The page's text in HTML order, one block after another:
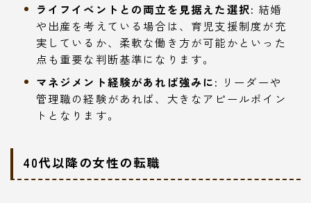
ライフイベントとの両立を見据えた選択: 結婚
や出産を考えている場合は、育児支援制度が充
実しているか、柔軟な働き方が可能かといった
点も重要な判断基準になります。
マネジメント経験があれば強みに: リーダーや
管理職の経験があれば、大きなアピールポイン
トとなります。
40代以降の女性の転職